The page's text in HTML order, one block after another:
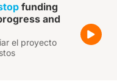
funding
and
el proyecto